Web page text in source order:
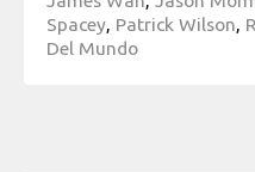
Spacey Patrick Wilson
Del Mundo